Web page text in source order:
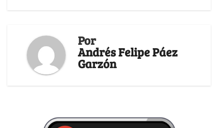
Por
Andrés Felipe Páez
Garzón